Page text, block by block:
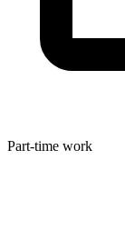
Part-time work